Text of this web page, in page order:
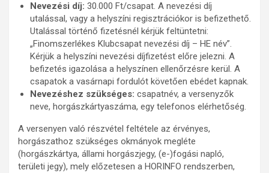
Nevezési díj: 30.000 Ft/csapat. A nevezési díj
utalással, vagy a helyszíni regisztrációkor is befizethető.
Utalással történő fizetésnél kérjük feltüntetni:
„Finomszerlékes Klubcsapat nevezési díj – HE név”.
Kérjük a helyszíni nevezési díjfizetést előre jelezni. A
befizetés igazolása a helyszínen ellenőrzésre kerül. A
csapatok a vasárnapi fordulót követően ebédet kapnak.
Nevezéshez szükséges: csapatnév, a versenyzők
neve, horgászkártyaszáma, egy telefonos elérhetőség.
A versenyen való részvétel feltétele az érvényes,
horgászathoz szükséges okmányok megléte
(horgászkártya, állami horgászjegy, (e-)fogási napló,
területi jegy), mely előzetesen a HORINFO rendszerben,